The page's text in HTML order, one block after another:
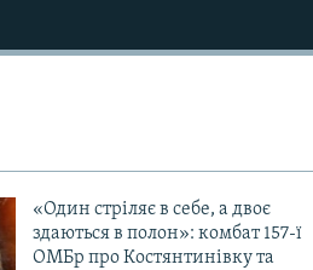
«Один стріляє в себе, а двоє
здаються в полон»: комбат 157-ї
ОМБр про Костянтинівку та